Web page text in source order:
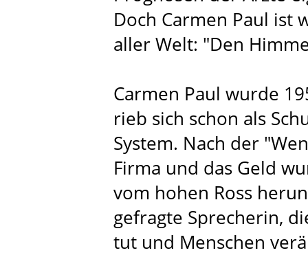
Doch Carmen Paul ist
aller Welt: "Den
Carmen Paul wurde
rieb sich schon als
System. Nach der
Firma und das Geld
vom hohen Ross
gefragte Sprecherin,
tut und Menschen